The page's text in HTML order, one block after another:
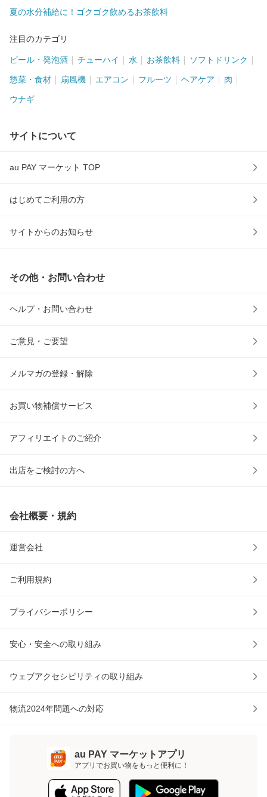
夏の水分補給に！ゴクゴク飲めるお茶飲料
注目のカテゴリ
ビール・発泡酒 チューハイ 水 お茶飲料 ソフトドリンク
惣菜・食材 扇風機 エアコン フルーツ ヘアケア 肉
ウナギ
サイトについて
au PAY マーケット TOP
はじめてご利用の方
サイトからのお知らせ
その他・お問い合わせ
ヘルプ・お問い合わせ
ご意見・ご要望
メルマガの登録・解除
お買い物補償サービス
アフィリエイトのご紹介
出店をご検討の方へ
会社概要・規約
運営会社
ご利用規約
プライバシーポリシー
安心・安全への取り組み
ウェブアクセシビリティの取り組み
物流2024年問題への対応
au PAY マーケットアプリ
アプリでお買い物をもっと便利に！